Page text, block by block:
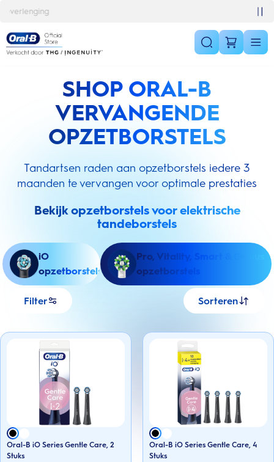
SHOP ORAL-B
VERVANGENDE
OPZETBORSTELS
Tandartsen raden aan opzetborstels iedere 3
maanden te vervangen voor optimale prestaties
Bekijk opzetborstels voor elektrische
tandeborstels
iO
opzetborstels
Pro, Vitality, Smart & Genius
opzetborstels
Filter Sorteren
Oral-B iO Series Gentle Care, 2
Stuks
Oral-B iO Series Gentle Care, 4
Stuks